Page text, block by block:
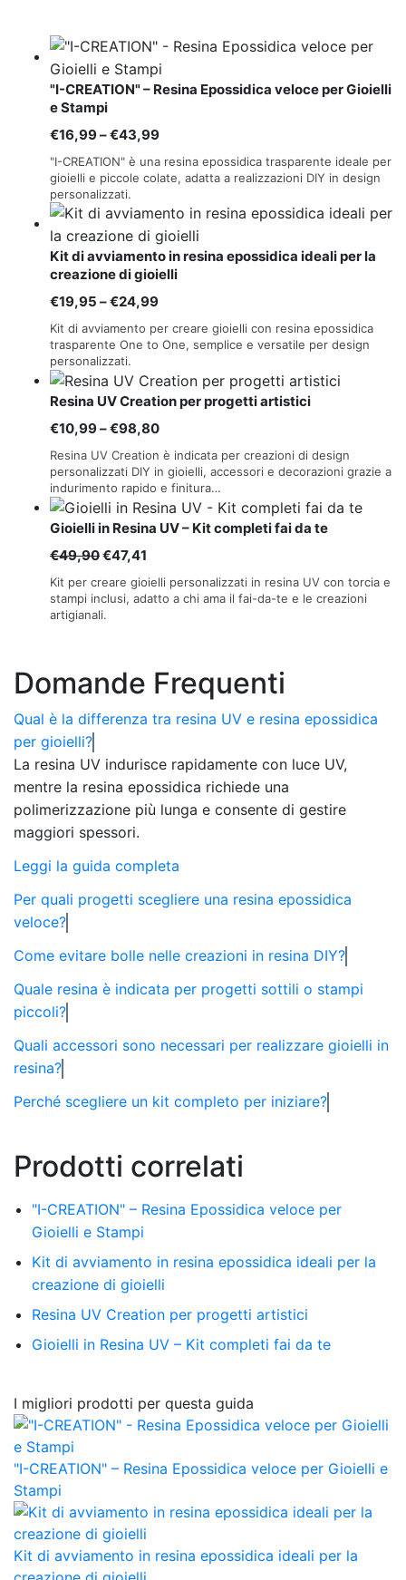
"I-CREATION" – Resina Epossidica veloce per Gioielli
e Stampi
€16,99–€43,99Fascia
prezzo:
€16,99
a
€43,99
"I-CREATION" è una resina epossidica trasparente ideale per
gioielli e piccole colate, adatta a realizzazioni DIY in design
personalizzati.
Kit di avviamento in resina epossidica ideali per la
creazione di gioielli
€19,95 –€24,99Fascia
prezzo:
€19,95
a
€24,99
Kit di avviamento per creare gioielli con resina epossidica
trasparente One to One, semplice e versatile per design
personalizzati.
Resina UV Creation per progetti artistici
€10,99–€98,80Fascia
di
prezzo:
da
€10,99
a
Resina UV Creation è indicata per creazioni di design
personalizzati DIY in gioielli, accessori e decorazioni grazie a
indurimento rapido e finitura…
Gioielli in Resina UV – Kit completi fai da te
€49,90Il
prezzo
originale
era:
€47,41
prezzo
attuale
Kit per creare gioielli personalizzati in resina UV con torcia e
stampi inclusi, adatto a chi ama il fai-da-te e le creazioni
artigianali.
Domande Frequenti
Qual è la differenza tra resina UV e resina epossidica
per gioielli?
La resina UV indurisce rapidamente con luce UV,
mentre la resina epossidica richiede una
polimerizzazione più lunga e consente di gestire
maggiori spessori.
Leggi la guida completa
Per quali progetti scegliere una resina epossidica
veloce?
Come evitare bolle nelle creazioni in resina DIY?
Quale resina è indicata per progetti sottili o stampi
piccoli?
Quali accessori sono necessari per realizzare gioielli in
resina?
Perché scegliere un kit completo per iniziare?
Prodotti correlati
"I-CREATION" – Resina Epossidica veloce per
Gioielli e Stampi
Kit di avviamento in resina epossidica ideali per la
creazione di gioielli
Resina UV Creation per progetti artistici
Gioielli in Resina UV – Kit completi fai da te
I migliori prodotti per questa guida
"I-CREATION" – Resina Epossidica veloce per Gioielli e
Stampi
Kit di avviamento in resina epossidica ideali per la